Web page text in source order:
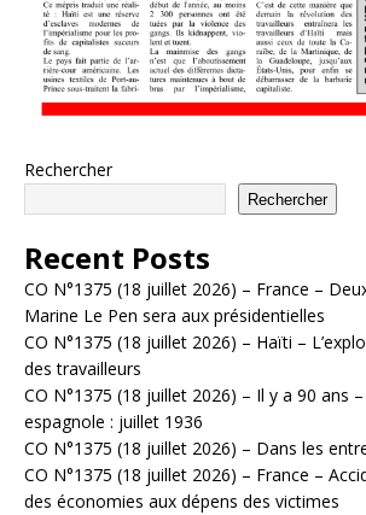
Rechercher
Rechercher
Recent Posts
CO N°1375 (18 juillet 2026) – France –
Marine Le Pen sera aux présidentielles
CO N°1375 (18 juillet 2026) – Haïti –
des travailleurs
CO N°1375 (18 juillet 2026) – Il y a 90 ans
espagnole : juillet 1936
CO N°1375 (18 juillet 2026) – Dans les
CO N°1375 (18 juillet 2026) – France –
des économies aux dépens des victimes